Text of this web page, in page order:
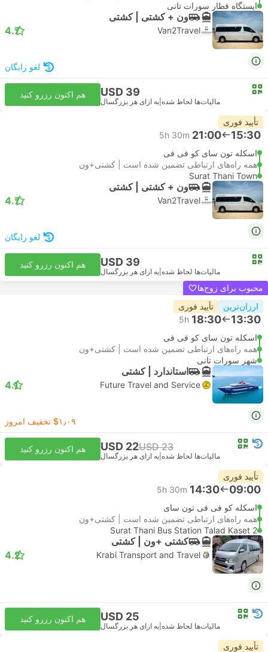
ایستگاه قطار سورات تانی
ون + کشتی | کشتی
Van2Travel
4.7
لغو رایگان
USD 39
مالیات‌ها لحاظ شده به ازای هر بزرگسال
هم اکنون رزرو کنید
تأیید فوری
15:30
21:00
5h 30m
اسکله تون سای کو فی فی
همه راه‌های ارتباطی تضمین شده است | کشتی+ون
Surat Thani Town
ون + کشتی | کشتی
Van2Travel
4.7
لغو رایگان
USD 39
مالیات‌ها لحاظ شده به ازای هر بزرگسال
هم اکنون رزرو کنید
محبوب برای زوج‌ها
ارزان‌ترین
تأیید فوری
13:30
18:30
5h
اسکله تون سای کو فی فی
همه راه‌های ارتباطی تضمین شده است | کشتی+ون
شهر سورات تانی
استاندارد | کشتی
Future Travel and Service
4.1
‎$۱٫۰۹ تخفیف امروز
USD 23
USD 22
مالیات‌ها لحاظ شده به ازای هر بزرگسال
هم اکنون رزرو کنید
تأیید فوری
09:00
14:30
5h 30m
اسکله کو فی فی تون سای
همه راه‌های ارتباطی تضمین شده است | کشتی+ون
Surat Thani Bus Station Talad Kaset 2
کشتی +‌ون | کشتی
Krabi Transport and Travel
4.2
USD 25
مالیات‌ها لحاظ شده به ازای هر بزرگسال
هم اکنون رزرو کنید
تأیید فوری